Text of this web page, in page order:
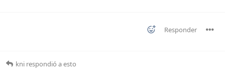
Responder
kni respondió a esto